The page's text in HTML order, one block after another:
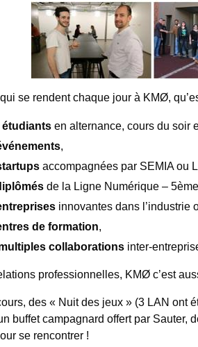
se rendent chaque jour à KMØ,
étudiants en alternance, cours du soir
,
accompagnées par SEMIA ou
de la Ligne Numérique –
innovantes dans l’industrie
de formation,
collaborations inter-
professionnelles, KMØ c’est
des « Nuit des jeux » (3 LAN ont
buffet campagnard offert par
se rencontrer !